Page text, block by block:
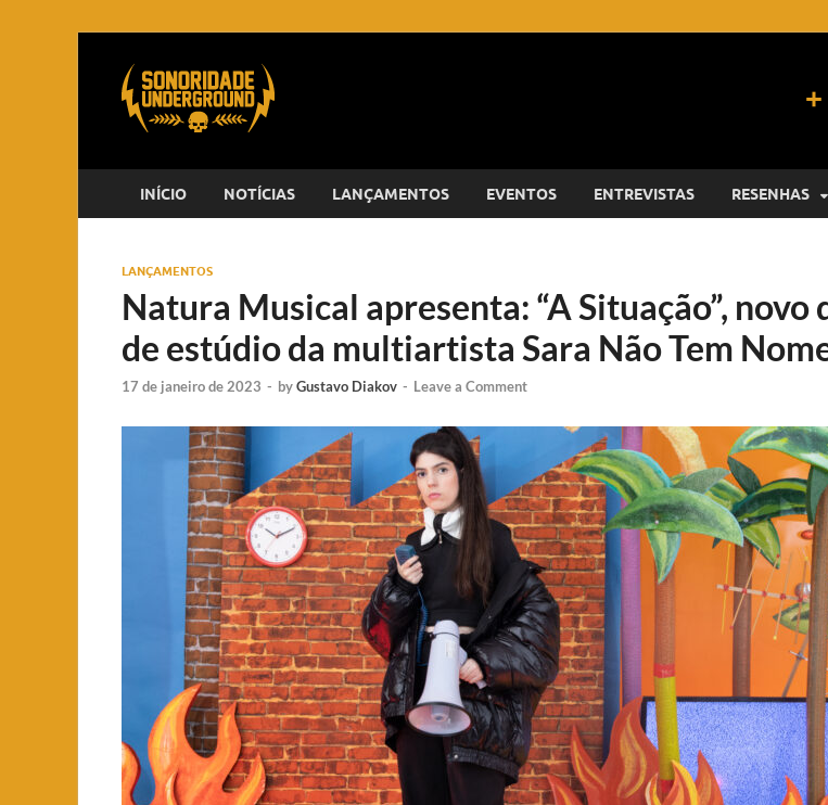
INÍCIO NOTÍCIAS LANÇAMENTOS EVENTOS ENTREVISTAS RESENHAS
LANÇAMENTOS
Natura Musical apresenta: “A Situação”, novo
de estúdio da multiartista Sara Não Tem
17 de janeiro de 2023 - byGustavo Diakov - Leave a Comment